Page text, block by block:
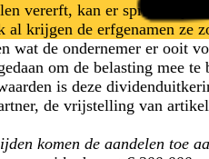
vererft, kan er sprake
al krijgen de erfgenamen
wat de ondernemer er ooit
om de belasting mee
is deze
de vrijstelling van
komen de aandelen toe